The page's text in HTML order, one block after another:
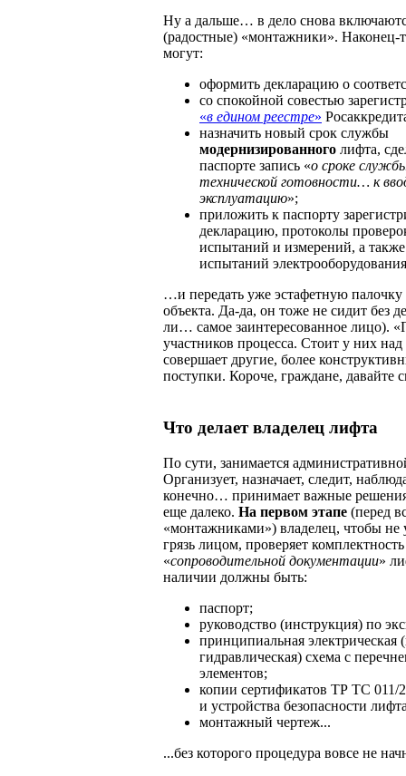
Ну а дальше… в дело снова
(радостные) «монтажники». Наконец-
могут:
оформить декларацию о
со спокойной совестью
«в едином реестре»
назначить новый срок службы
модернизированного лифта,
паспорте запись «о сроке
технической готовности… к
эксплуатацию»;
приложить к паспорту
декларацию, протоколы
испытаний и измерений, а
испытаний
…и передать уже эстафетную палочку
объекта. Да-да, он тоже не сидит без
ли… самое заинтересованное лицо).
участников процесса. Стоит у них
совершает другие, более
поступки. Короче, граждане, давайте
Что делает владелец лифта
По сути, занимается
Организует, назначает, следит,
конечно… принимает важные
еще далеко. На первом этапе (перед
«монтажниками») владелец, чтобы не
грязь лицом, проверяет комплектность
«сопроводительной документации»
наличии должны быть:
паспорт;
руководство (инструкция) по
принципиальная электрическая
гидравлическая) схема с
элементов;
копии сертификатов ТР ТС 011/
и устройства безопасности
монтажный чертеж...
...без которого процедура вовсе не